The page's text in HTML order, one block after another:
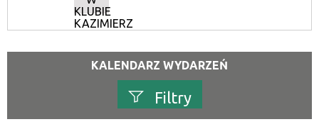
KLUBIE
KAZIMIERZ
KALENDARZ WYDARZEŃ
Filtry